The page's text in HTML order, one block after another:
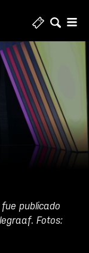
publicado
. Fotos: